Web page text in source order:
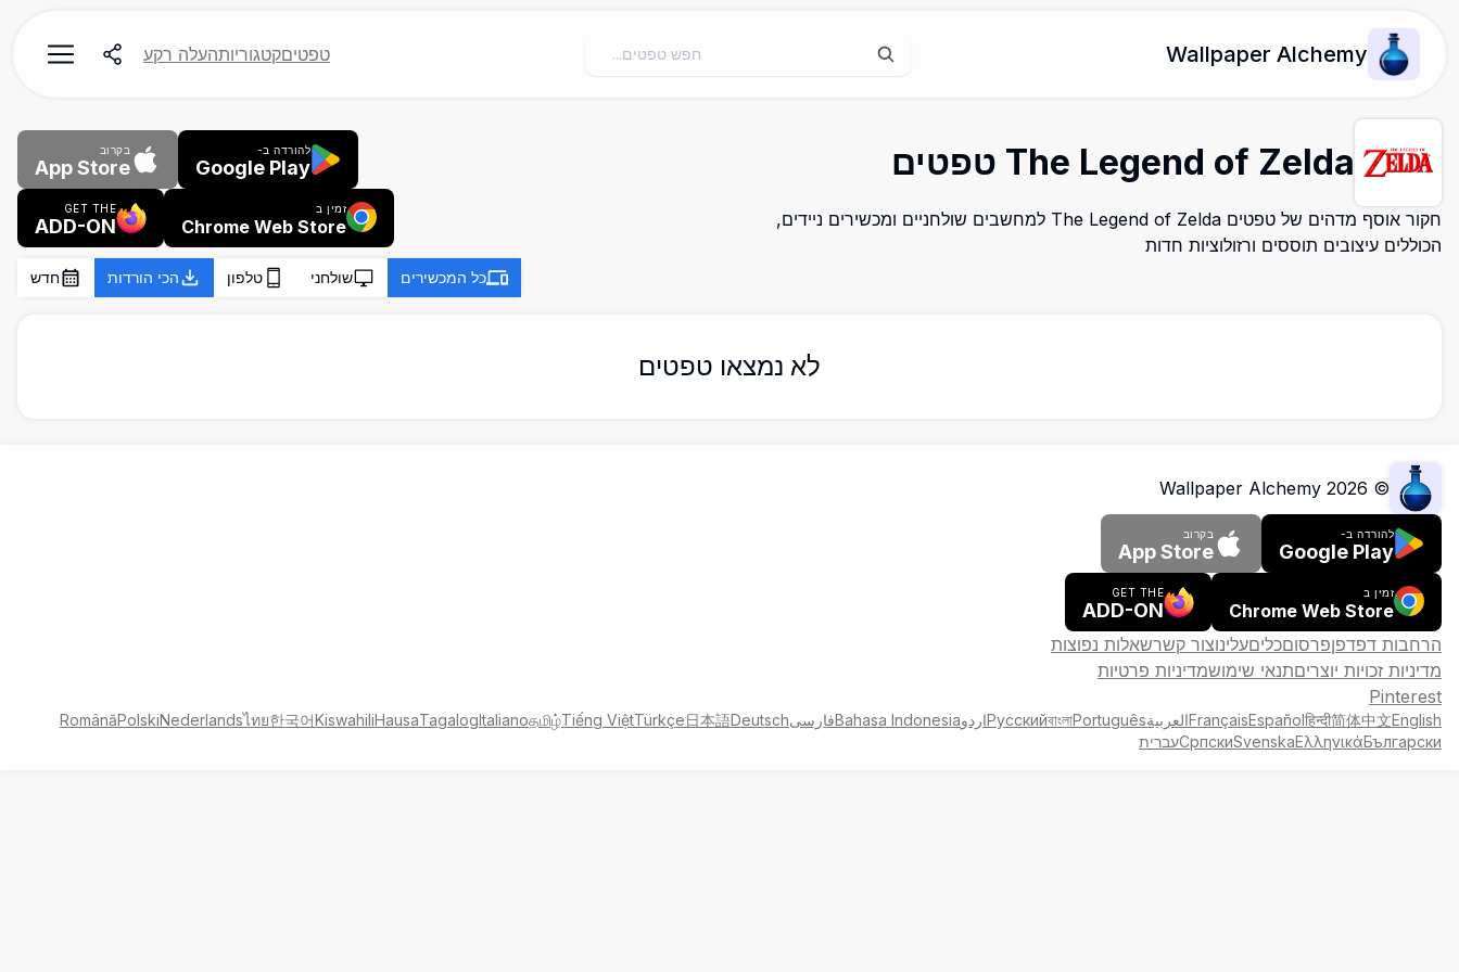
Wallpaper Alchemy טפטיםקטגוריותהעלה רקע
The Legend of Zelda טפטים
חקור אוסף מדהים של טפטים The Legend of Zelda למחשבים שולחניים ומכשירים ניידים,
הכוללים עיצובים תוססים ורזולוציות חדות
להורדה ב-
Google Play
בקרוב
App Store
זמין ב
Chrome Web Store
GET THE
ADD-ON
כל המכשירים שולחני טלפון הכי הורדות חדש
לא נמצאו טפטים
©
2026
Wallpaper Alchemy
להורדה ב-
Google Play
בקרוב
App Store
זמין ב
Chrome Web Store
GET THE
ADD-ON
הרחבות דפדפןפרסוםכליםעלינוצור קשרשאלות נפוצות
מדיניות זכויות יוצריםתנאי שימושמדיניות פרטיות
Pinterest
English
简体中文
हिन्दी
Español
FrançaisالعربيةPortuguês
বাংলা
РусскийاردوBahasa IndonesiaفارسیDeutsch
日本語
Türkçe
Tiếng Việt
தமிழ்
Italiano
Tagalog
Hausa
Kiswahili
한국어
ไทย
Nederlands
Polski
Română
Български
Ελληνικά
Svenska
Српскиעברית